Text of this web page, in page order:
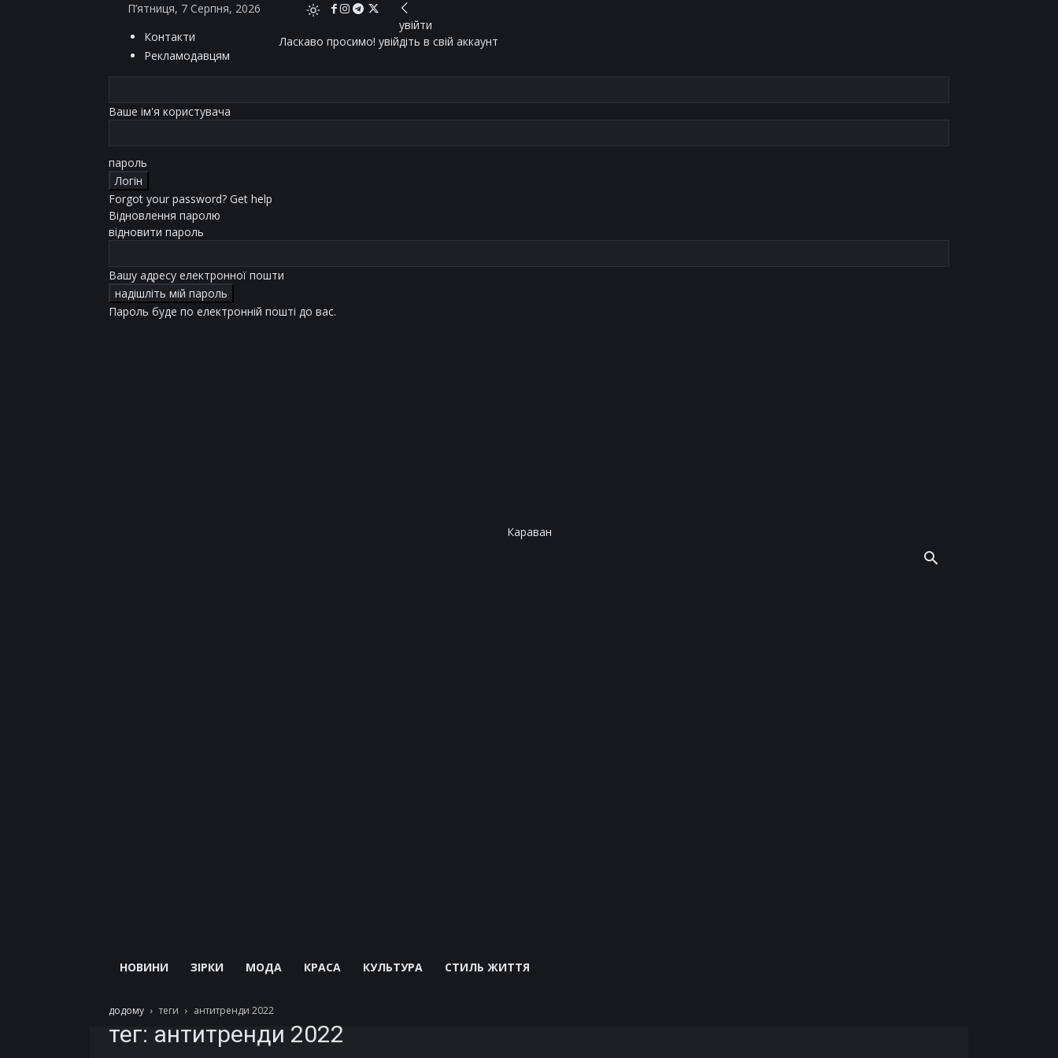
П’ятниця, 7 Серпня, 2026
Контакти
Рекламодавцям
увійти
Ласкаво просимо! увійдіть в свій аккаунт
Ваше ім'я користувача
пароль
Forgot your password? Get help
Відновлення паролю
відновити пароль
Вашу адресу електронної пошти
Пароль буде по електронній пошті до вас.
Караван
НОВИНИ ЗІРКИ МОДА КРАСА КУЛЬТУРА СТИЛЬ ЖИТТЯ
додому теги антитренди 2022
тег: антитренди 2022